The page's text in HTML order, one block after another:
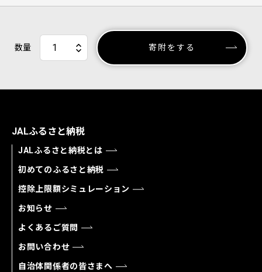
数量 寄附をする
JALふるさと納税
JALふるさと納税とは
初めてのふるさと納税
控除上限額シミュレーション
お知らせ
よくあるご質問
お問い合わせ
自治体関係者の皆さまへ